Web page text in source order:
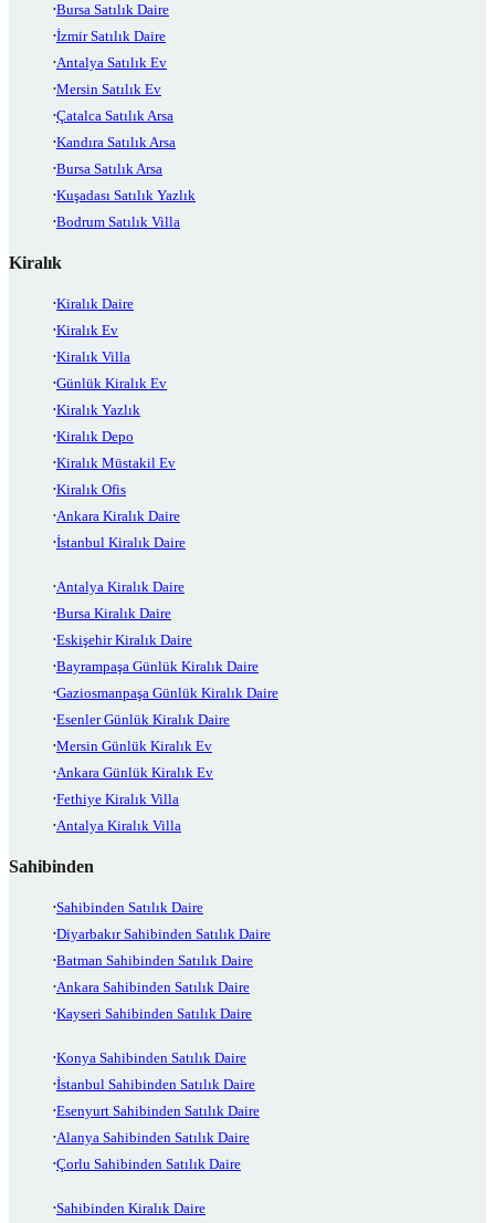
Bursa Satılık Daire
İzmir Satılık Daire
Antalya Satılık Ev
Mersin Satılık Ev
Çatalca Satılık Arsa
Kandıra Satılık Arsa
Bursa Satılık Arsa
Kuşadası Satılık Yazlık
Bodrum Satılık Villa
Kiralık
Kiralık Daire
Kiralık Ev
Kiralık Villa
Günlük Kiralık Ev
Kiralık Yazlık
Kiralık Depo
Kiralık Müstakil Ev
Kiralık Ofis
Ankara Kiralık Daire
İstanbul Kiralık Daire
Antalya Kiralık Daire
Bursa Kiralık Daire
Eskişehir Kiralık Daire
Bayrampaşa Günlük Kiralık Daire
Gaziosmanpaşa Günlük Kiralık Daire
Esenler Günlük Kiralık Daire
Mersin Günlük Kiralık Ev
Ankara Günlük Kiralık Ev
Fethiye Kiralık Villa
Antalya Kiralık Villa
Sahibinden
Sahibinden Satılık Daire
Diyarbakır Sahibinden Satılık Daire
Batman Sahibinden Satılık Daire
Ankara Sahibinden Satılık Daire
Kayseri Sahibinden Satılık Daire
Konya Sahibinden Satılık Daire
İstanbul Sahibinden Satılık Daire
Esenyurt Sahibinden Satılık Daire
Alanya Sahibinden Satılık Daire
Çorlu Sahibinden Satılık Daire
Sahibinden Kiralık Daire